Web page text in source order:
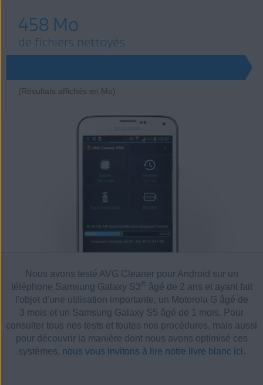
458 Mo
de fichiers nettoyés
(Résultats affichés en Mo)
Nous avons testé AVG Cleaner pour Android sur un
téléphone Samsung Galaxy S3 ®
âgé de 2 ans et ayant fait
l'objet d'une utilisation importante, un Motorola G âgé de
3 mois et un Samsung Galaxy S5 âgé de 1 mois. Pour
consulter tous nos tests et toutes nos procédures, mais aussi
pour découvrir la manière dont nous avons optimisé ces
systèmes, nous vous invitons à lire notre livre blanc ici.